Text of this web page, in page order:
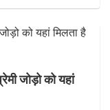
जोड़ो को यहां